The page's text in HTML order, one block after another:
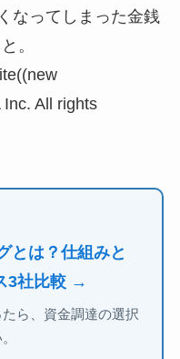
なってしまった金銭
。
All rights
とは？仕組みと
3社比較 →
ら、資金調達の選択